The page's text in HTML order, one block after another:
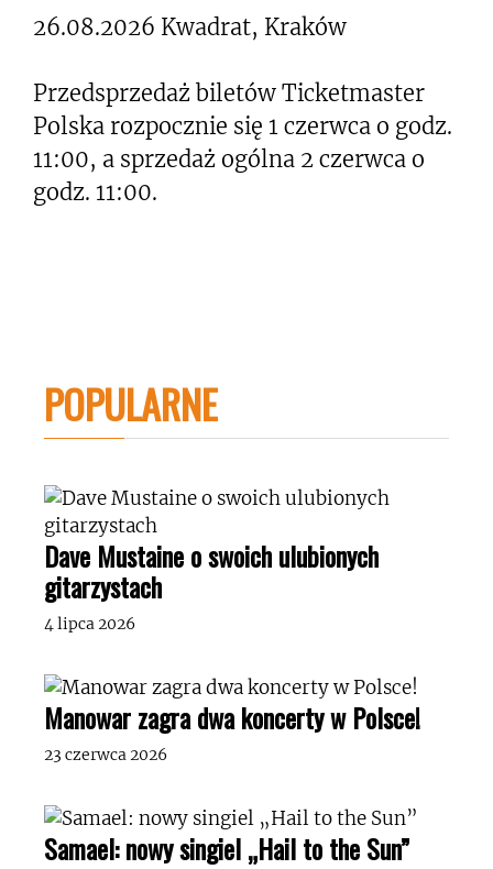
26.08.2026 Kwadrat, Kraków
Przedsprzedaż biletów Ticketmaster
Polska rozpocznie się 1 czerwca o godz.
11:00, a sprzedaż ogólna 2 czerwca o
godz. 11:00.
POPULARNE
Dave Mustaine o swoich ulubionych
gitarzystach
4 lipca 2026
Manowar zagra dwa koncerty w Polsce!
23 czerwca 2026
Samael: nowy singiel „Hail to the Sun”